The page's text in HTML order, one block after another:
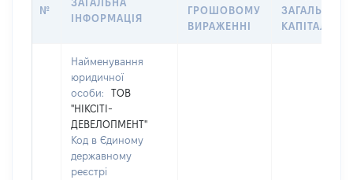
№
ЗАГАЛЬНА
ІНФОРМАЦІЯ
ГРОШОВОМУ
ВИРАЖЕННІ
ЗАГАЛЬНОГО
КАПІТАЛУ
Найменування
юридичної
особи:
ТОВ
"НІКСІТІ-
ДЕВЕЛОПМЕНТ"
Код в Єдиному
державному
реєстрі